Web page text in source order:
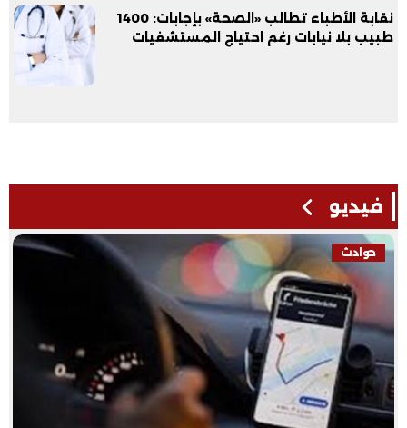
نقابة الأطباء تطالب «الصحة» بإجابات: 1400
طبيب بلا نيابات رغم احتياج المستشفيات
فيديو
حوادث